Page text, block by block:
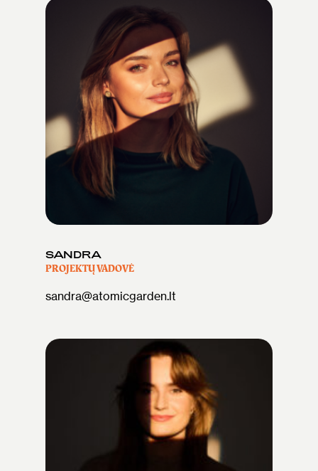
SANDRA
PROJEKTŲ VADOVĖ
sandra@atomicgarden.lt